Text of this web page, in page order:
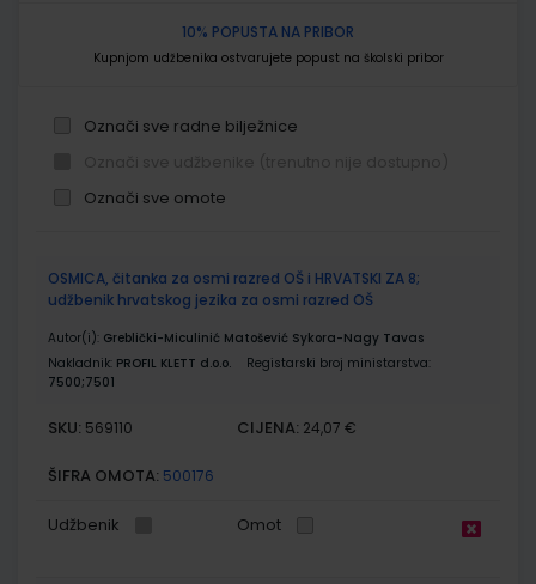
10% POPUSTA NA PRIBOR
Kupnjom udžbenika ostvarujete popust na školski pribor
Označi sve radne bilježnice
Označi sve omote
proizvodi
OSMICA, čitanka za osmi razred OŠ i HRVATSKI ZA 8;
udžbenik hrvatskog jezika za osmi razred OŠ
Autor(i): Greblički-Miculinić Matošević Sykora-Nagy Tavas
Nakladnik: PROFIL KLETT d.o.o.
Registarski broj ministarstva:
7500;7501
SKU: 569110 CIJENA: 24,07 €
ŠIFRA OMOTA: 500176
Udžbenik Omot